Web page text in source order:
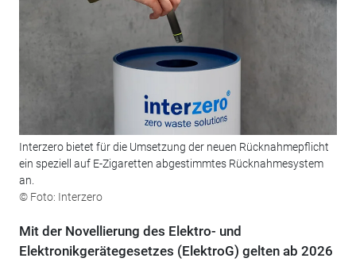
Interzero bietet für die Umsetzung der neuen Rücknahmepflicht
ein speziell auf E-Zigaretten abgestimmtes Rücknahmesystem
an.
© Foto: Interzero
Mit der Novellierung des Elektro- und
Elektronikgerätegesetzes (ElektroG) gelten ab 2026